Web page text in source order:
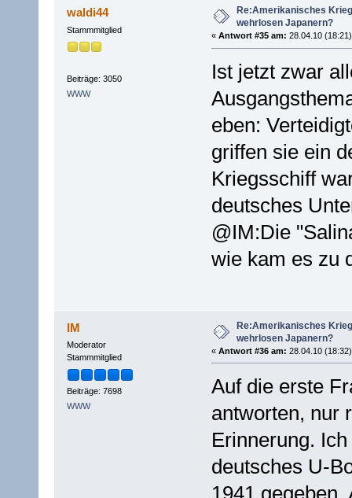
waldi44
Stammmitglied
Beiträge: 3050
WWW
Re:Amerikanisches
wehrlosen Japanern?
« Antwort #35 am: 28.04.10
Ist jetzt zwar
eben:
griffen sie ein
Kriegsschiff
deutsches
@IM:Die
wie kam es zu
IM
Moderator
Stammmitglied
Beiträge: 7698
WWW
Re:Amerikanisches
wehrlosen Japanern?
« Antwort #36 am: 28.04.10
Auf die erste
antworten, nur
Erinnerung.
deutsches U-